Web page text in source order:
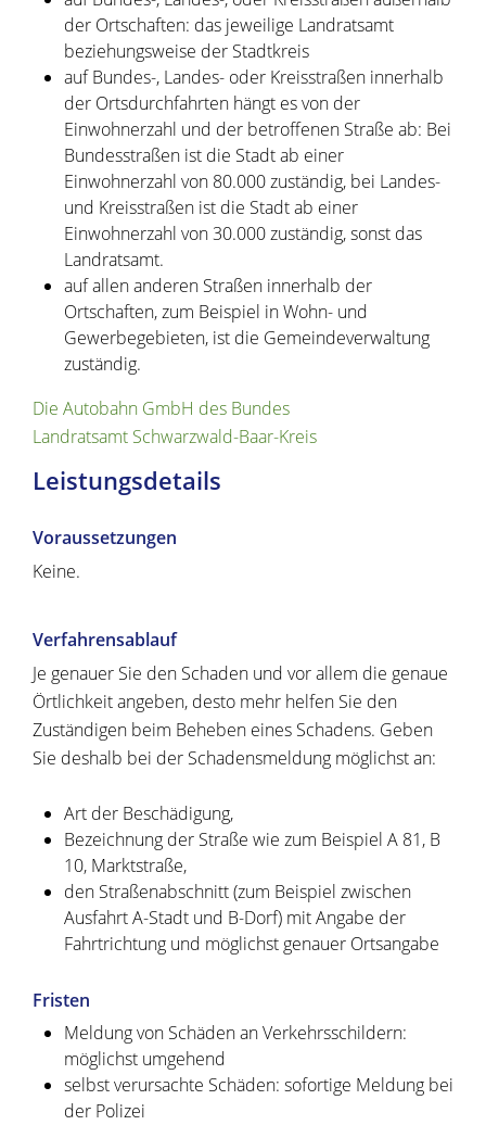
der Ortschaften: das jeweilige Landratsamt
beziehungsweise der Stadtkreis
auf Bundes-, Landes- oder Kreisstraßen innerhalb
der Ortsdurchfahrten hängt es von der
Einwohnerzahl und der betroffenen Straße ab: Bei
Bundesstraßen ist die Stadt ab einer
Einwohnerzahl von 80.000 zuständig, bei Landes-
und Kreisstraßen ist die Stadt ab einer
Einwohnerzahl von 30.000 zuständig, sonst das
Landratsamt.
auf allen anderen Straßen innerhalb der
Ortschaften, zum Beispiel in Wohn- und
Gewerbegebieten, ist die Gemeindeverwaltung
zuständig.
Die Autobahn GmbH des Bundes
Landratsamt Schwarzwald-Baar-Kreis
Leistungsdetails
Voraussetzungen
Keine.
Verfahrensablauf
Je genauer Sie den Schaden und vor allem die genaue
Örtlichkeit angeben, desto mehr helfen Sie den
Zuständigen beim Beheben eines Schadens. Geben
Sie deshalb bei der Schadensmeldung möglichst an:
Art der Beschädigung,
Bezeichnung der Straße wie zum Beispiel A 81, B
10, Marktstraße,
den Straßenabschnitt(zum Beispiel zwischen
Ausfahrt A-Stadt und B-Dorf)mit Angabe der
Fahrtrichtung und möglichst genauer Ortsangabe
Fristen
Meldung von Schäden an Verkehrsschildern:
möglichst umgehend
selbst verursachte Schäden: sofortige Meldung bei
der Polizei